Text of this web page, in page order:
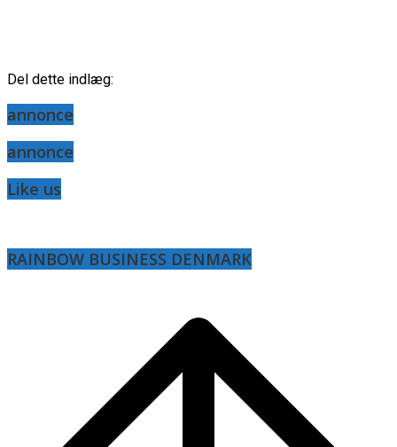
Del dette indlæg:
annonce
annonce
Like us
RAINBOW BUSINESS DENMARK